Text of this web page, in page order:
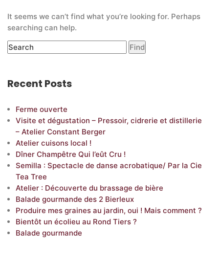
It seems we can’t find what you’re looking for. Perhaps
searching can help.
Recent Posts
Ferme ouverte
Visite et dégustation – Pressoir, cidrerie et distillerie
– Atelier Constant Berger
Atelier cuisons local !
Dîner Champêtre Qui l’eût Cru !
Semilla : Spectacle de danse acrobatique/ Par la Cie
Tea Tree
Atelier : Découverte du brassage de bière
Balade gourmande des 2 Bierleux
Produire mes graines au jardin, oui ! Mais comment ?
Bientôt un écolieu au Rond Tiers ?
Balade gourmande